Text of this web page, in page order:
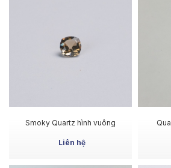
MUA NGAY
Smoky Quartz hình vuông
Liên hệ